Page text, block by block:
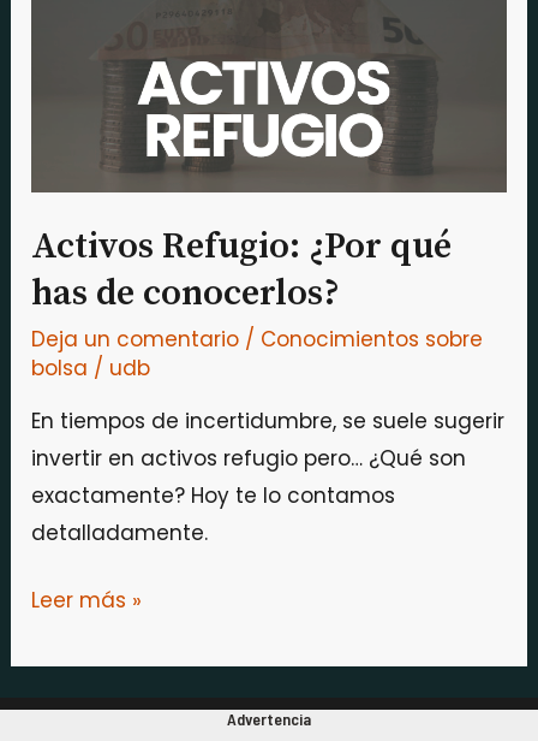
Activos Refugio: ¿Por qué
has de conocerlos?
Deja un comentario / Conocimientos sobre
bolsa / udb
En tiempos de incertidumbre, se suele sugerir
invertir en activos refugio pero… ¿Qué son
exactamente? Hoy te lo contamos
detalladamente.
conocerlos?
Leer más »
Advertencia